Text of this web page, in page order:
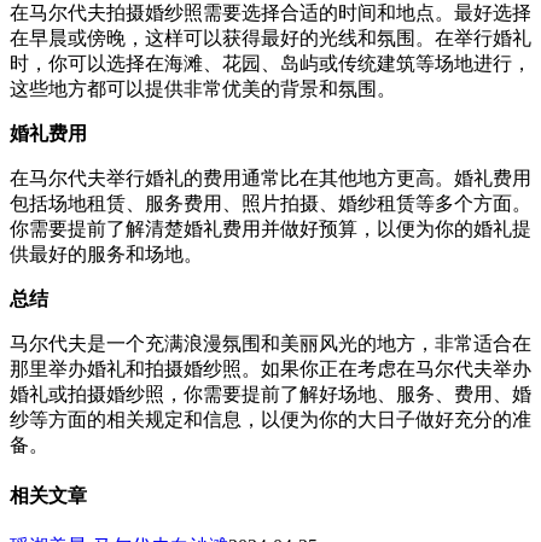
在马尔代夫拍摄婚纱照需要选择合适的时间和地点。最好选择
在早晨或傍晚，这样可以获得最好的光线和氛围。在举行婚礼
时，你可以选择在海滩、花园、岛屿或传统建筑等场地进行，
这些地方都可以提供非常优美的背景和氛围。
婚礼费用
在马尔代夫举行婚礼的费用通常比在其他地方更高。婚礼费用
包括场地租赁、服务费用、照片拍摄、婚纱租赁等多个方面。
你需要提前了解清楚婚礼费用并做好预算，以便为你的婚礼提
供最好的服务和场地。
总结
马尔代夫是一个充满浪漫氛围和美丽风光的地方，非常适合在
那里举办婚礼和拍摄婚纱照。如果你正在考虑在马尔代夫举办
婚礼或拍摄婚纱照，你需要提前了解好场地、服务、费用、婚
纱等方面的相关规定和信息，以便为你的大日子做好充分的准
备。
相关文章